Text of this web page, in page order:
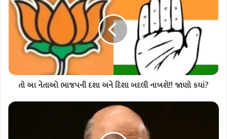
તો આ નેતાઓ ભાજપની દશા અને દિશા બદલી નાખશે!! જાણો કયાં?